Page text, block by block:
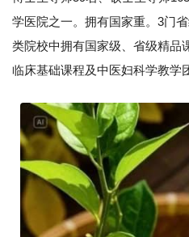
学医院之一。拥有国家重。3门
类院校中拥有国家级、省级精品
临床基础课程及中医妇科学教学